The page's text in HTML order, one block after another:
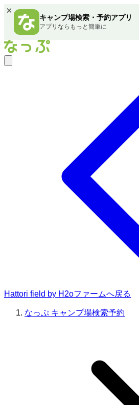
×
キャンプ場検索・予約アプリ
アプリならもっと簡単に
Hattori field by H2oファームへ戻る
なっぷ キャンプ場検索予約